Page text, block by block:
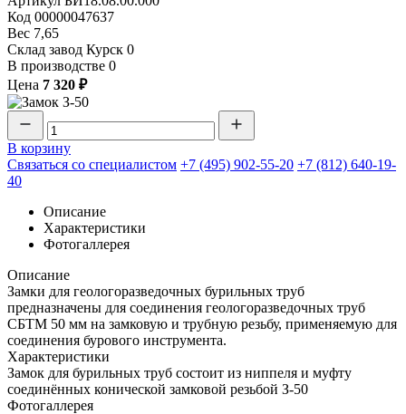
Код 00000047637
Вес 7,65
Склад завод Курск 0
В производстве 0
Цена 7 320 ₽
В корзину
Связаться со специалистом +7 (495) 902-55-20 +7 (812) 640-19-
40
Описание
Характеристики
Фотогаллерея
Описание
Замки для геологоразведочных бурильных труб
предназначены для соединения геологоразведочных труб
СБТМ 50 мм на замковую и трубную резьбу, применяемую для
соединения бурового инструмента.
Характеристики
Замок для бурильных труб состоит из ниппеля и муфту
соединённых конической замковой резьбой З-50
Фотогаллерея